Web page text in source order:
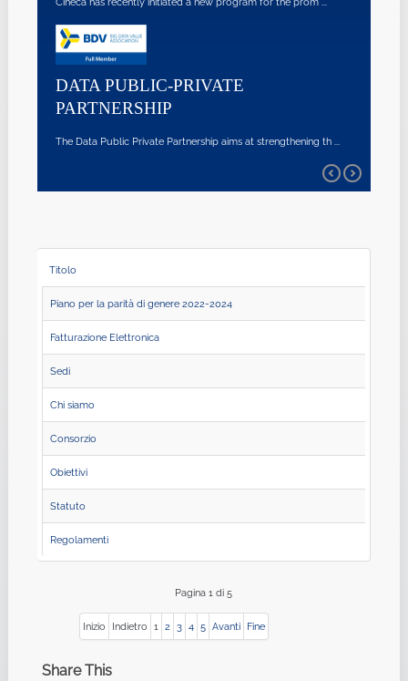
DATA PUBLIC-PRIVATE
PARTNERSHIP
The Data Public Private Partnership aims at strengthening th ...
Titolo
Piano per la parità di genere 2022‐2024
Fatturazione Elettronica
Sedi
Chi siamo
Consorzio
Obiettivi
Statuto
Regolamenti
Pagina 1 di 5
Inizio Indietro 1 2 3 4 5 Avanti Fine
Share This